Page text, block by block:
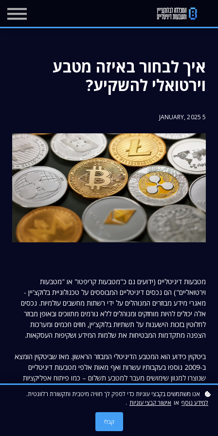
הרשמה
התחברות
איך לבחור באיזה מטבע
וירטואלי להשקיע?
5 JANUARY, 2025
מטבעות דיגיטליים (ידועים גם כ"מטבעות קריפטו" או "מטבעות
וירטואליים") הם נכסים דיגיטליים המבוססים על טכנולוגיית בלוקצ'יין -
מאגרי מידע מבוזרים המנוהלים על ידי רשתות מחשבים עולמיות. נכסים
אלה יכולים להיות מוחזקים ומנוהלים ללא גורמים מתווכים ובאופן מבוזר
לחלוטין בזכות הישענות על תשתיות בלוקצ'יין, חוזים חכמים ומערכות
הצפנה מתקדמות המבטיחות את שלמות המידע ושקיפות העסקאות.
ביטקוין כידוע הוא המטבע הדיגיטלי המבוזר הראשון. מאז שביטקוין הומצא
ב-2009 נוספו בעקבותיו עשרות ואף מאות אלפי מטבעות דיגיטליים
שנוצרו למגוון שימושים מעבר למטבע תשלום – כמו פיתוח אפליקציות
של הנכסים הדיגיטליים האלה חסרי ערך אמיתי וחלק גדול מהם הם אפילו
הונאות. אם אתם תוהים באיזה מטבע וירטואלי כדאי להשקיע ואיך לזהות
את הפרויקטים הבעייתיים חשוב להבין את השימושים השונים ואת
הפוטנציאל הטכנולוגי שמציע כל מטבע.
אנו משתמשים בקבצי עוגיות כדי לספק לך חוויה מיטבית ותקשורת רלוונטית.
למידע נוסף או אישור קבצי עוגיות .
קבל!